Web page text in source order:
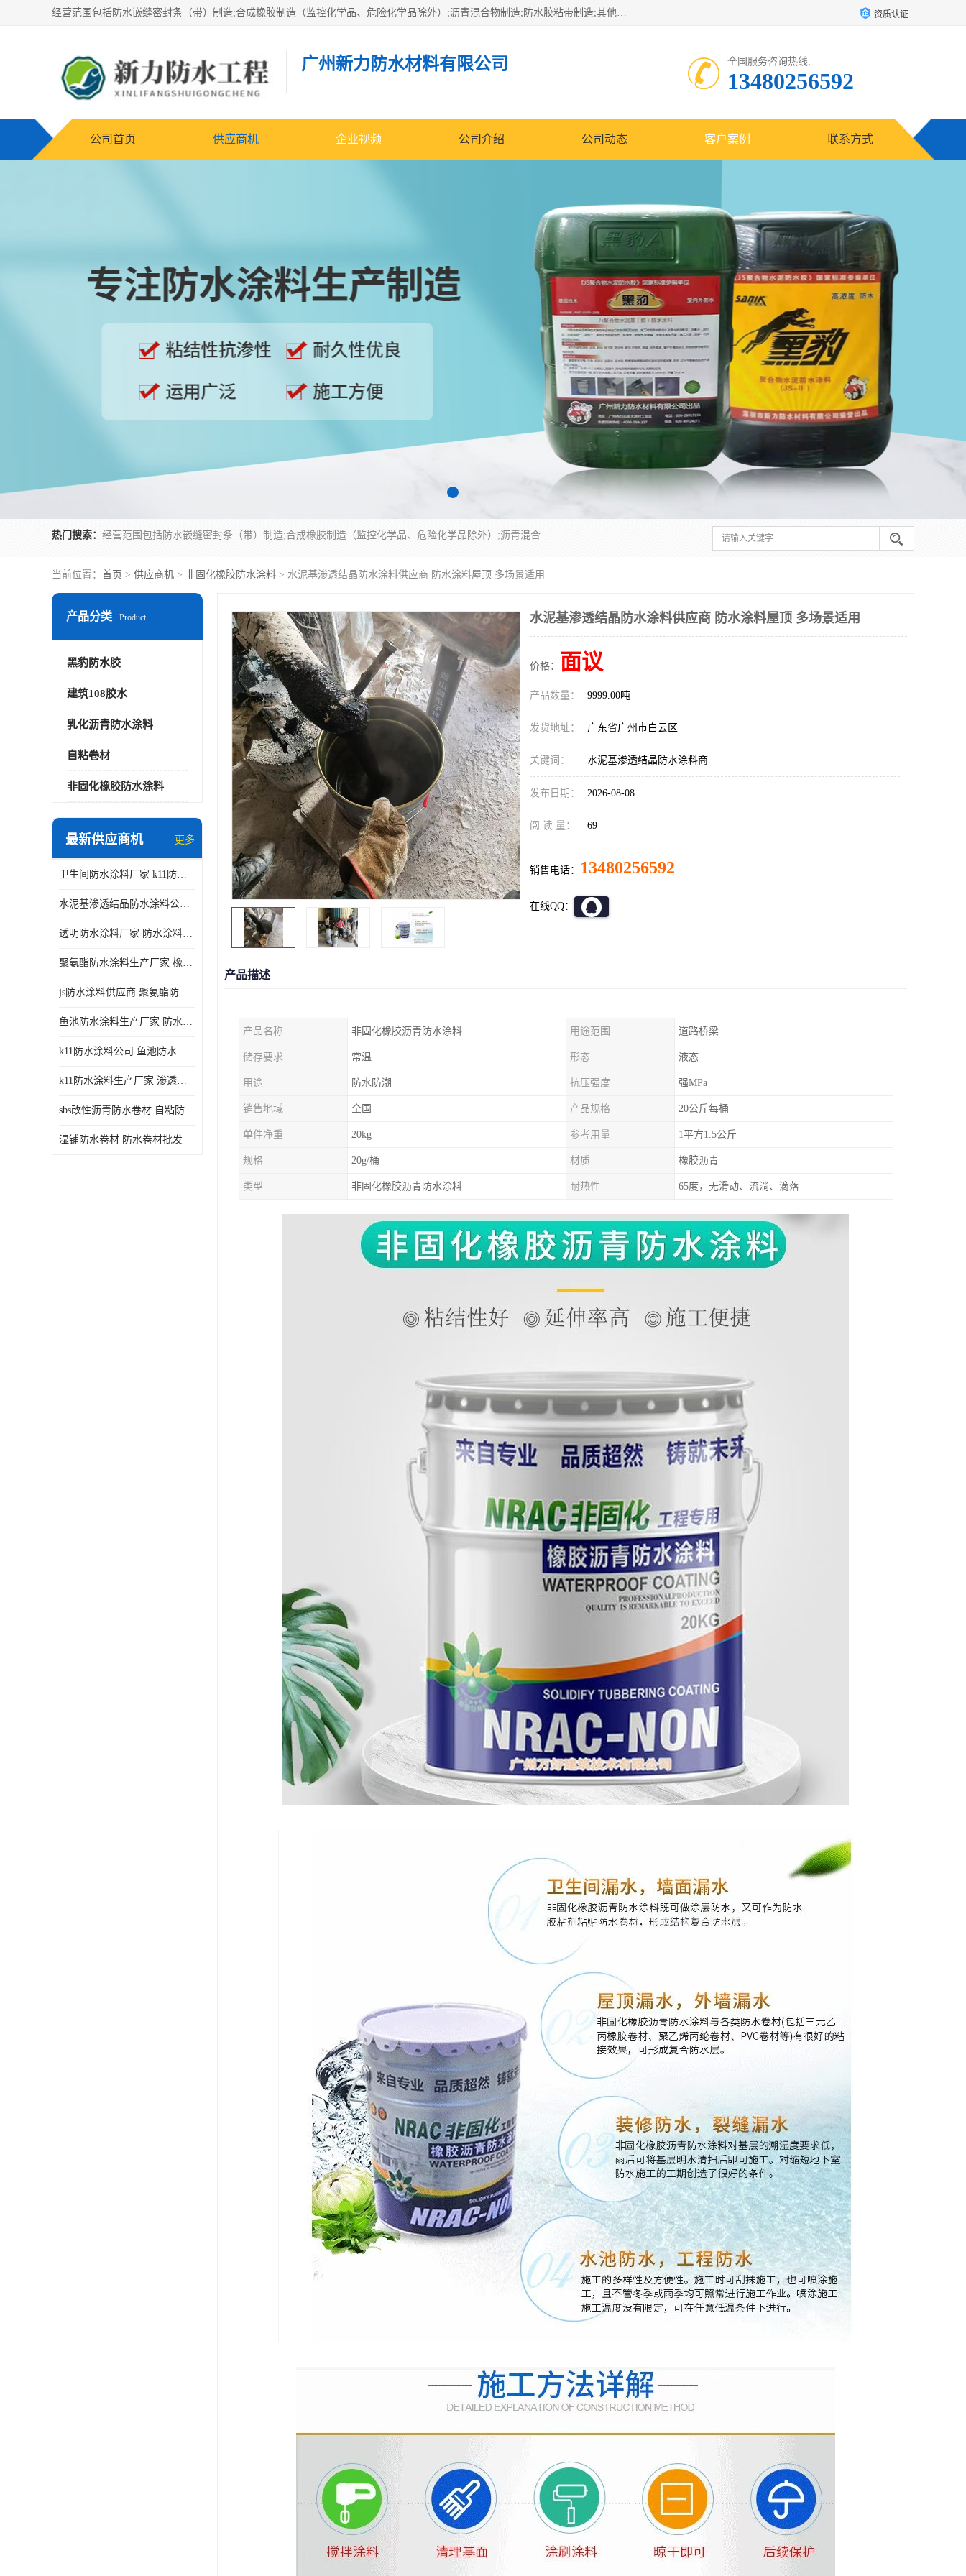
经营范围包括防水嵌缝密封条（带）制造;合成橡胶制造（监控化学品、危险化学品除外）;沥青混合物制造;防水胶粘带制造;其他合成材料制造（监控化学品、危险化学品除外）;涂料制造（监控化学品、危险化学品除外）;建筑结构防水补漏;防水建筑材料制造;粘合剂制造（监控化学品、危险化学品除外）;涂料零售;广州新力防水材料有限公司具有1处分支机构。 资质认证
广州新力防水材料有限公司 全国服务咨询热线:
13480256592
公司首页 供应商机 企业视频 公司介绍 公司动态 客户案例 联系方式
热门搜索： 经营范围包括防水嵌缝密封条（带）制造;合成橡胶制造（监控化学品、危险化学品除外）;沥青混合物制造;防水胶粘带制造;其他合成材料制造（监控化学品、危险化学品除外）;涂料制造（监控化学品、危险化学品除外）;建筑结构防水补漏;防水建筑材料制造;粘合剂制造（监控化学品、危险化学品除外）;涂料零售;广州新力防水材料有限公司具有1处分支机构。
当前位置： 首页 > 供应商机 > 非固化橡胶防水涂料 > 水泥基渗透结晶防水涂料供应商 防水涂料屋顶 多场景适用
产品分类 Product
黑豹防水胶
建筑108胶水
乳化沥青防水涂料
自粘卷材
非固化橡胶防水涂料
最新供应商机 更多
卫生间防水涂料厂家 k11防水涂料
水泥基渗透结晶防水涂料公司 室外防水涂料
透明防水涂料厂家 防水涂料屋顶
聚氨酯防水涂料生产厂家 橡胶沥青防水涂料
js防水涂料供应商 聚氨酯防水涂料
鱼池防水涂料生产厂家 防水涂料
k11防水涂料公司 鱼池防水涂料
k11防水涂料生产厂家 渗透结晶防水涂料
sbs改性沥青防水卷材 自粘防水卷材厂家
湿铺防水卷材 防水卷材批发
水泥基渗透结晶防水涂料供应商 防水涂料屋顶 多场景适用
价格： 面议
产品数量： 9999.00吨
发货地址： 广东省广州市白云区
关键词： 水泥基渗透结晶防水涂料商
发布日期： 2026-08-08
阅 读 量： 69
销售电话： 13480256592
在线QQ：
产品描述
产品名称 非固化橡胶沥青防水涂料 用途范围 道路桥梁
储存要求 常温 形态 液态
用途 防水防潮 抗压强度 强MPa
销售地域 全国 产品规格 20公斤每桶
单件净重 20kg 参考用量 1平方1.5公斤
规格 20g/桶 材质 橡胶沥青
类型 非固化橡胶沥青防水涂料 耐热性 65度，无滑动、流淌、滴落